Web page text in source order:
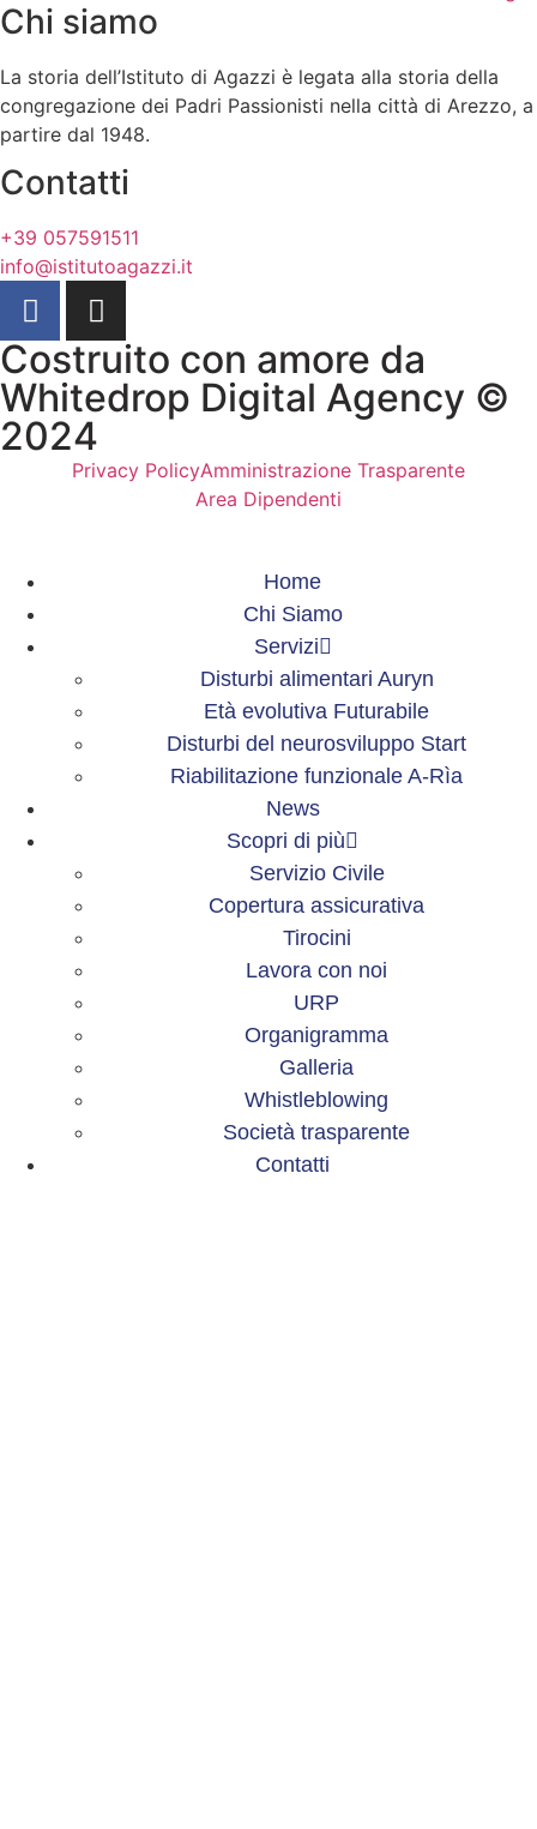
Chi siamo
La storia dell’Istituto di Agazzi è legata alla storia della
congregazione dei Padri Passionisti nella città di Arezzo, a
partire dal 1948.
Contatti
+39 057591511
info@istitutoagazzi.it
Costruito con amore da
Whitedrop Digital Agency ©
2024
Privacy PolicyAmministrazione Trasparente
Area Dipendenti
Home
Chi Siamo
Servizi
Disturbi alimentari Auryn
Età evolutiva Futurabile
Disturbi del neurosviluppo Start
Riabilitazione funzionale A-Rìa
News
Scopri di più
Servizio Civile
Copertura assicurativa
Tirocini
Lavora con noi
URP
Organigramma
Galleria
Whistleblowing
Società trasparente
Contatti